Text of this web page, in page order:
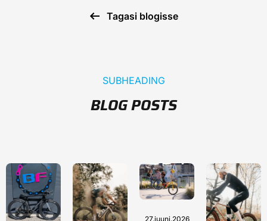
Tagasi blogisse
SUBHEADING
BLOG POSTS
27.juuni.2026